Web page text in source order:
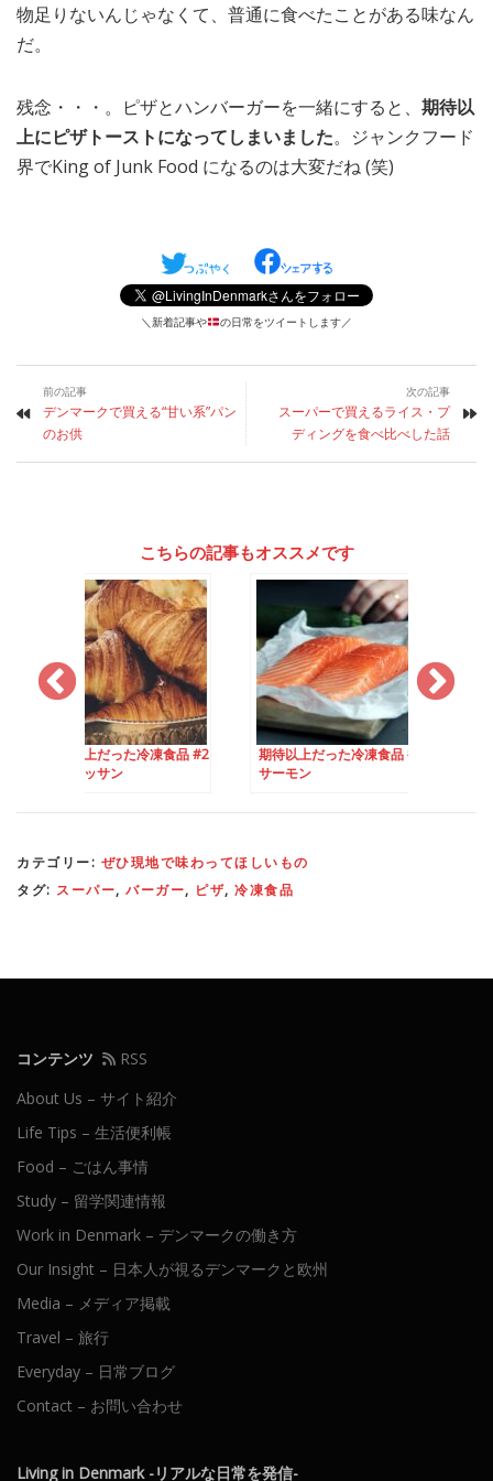
物足りないんじゃなくて、普通に食べたことがある味なん
だ。
残念・・・。ピザとハンバーガーを一緒にすると、 期待以
上にピザトーストになってしまいました。ジャンクフード
界でKing of Junk Food になるのは大変だね (笑)
＼新着記事や の日常をツイートします／
前の記事
デンマークで買える“甘い系”パン
のお供
次の記事
スーパーで買えるライス・プ
ディングを食べ比べした話
こちらの記事もオススメです
った冷凍食品 #2
期待以上だった冷凍食品 #3
期待以上だった冷凍
カテゴリー: ぜひ現地で味わってほしいもの
タグ: スーパー, バーガー, ピザ, 冷凍食品
コンテンツ
RSS
About Us – サイト紹介
Life Tips – 生活便利帳
Food – ごはん事情
Study – 留学関連情報
Work in Denmark – デンマークの働き方
Our Insight – 日本人が視るデンマークと欧州
Media – メディア掲載
Travel – 旅行
Everyday – 日常ブログ
Contact – お問い合わせ
Living in Denmark -リアルな日常を発信-